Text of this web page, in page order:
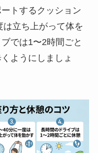
トするクッション
立ち上がって体を
では1〜2時間ごと
ようにしましょ